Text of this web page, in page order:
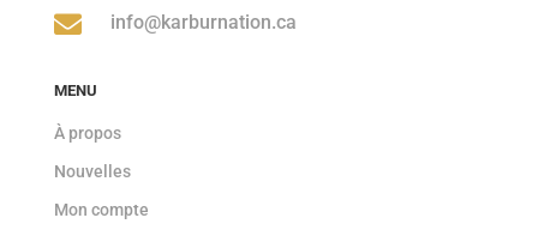
 info@karburnation.ca
MENU
À propos
Nouvelles
Mon compte